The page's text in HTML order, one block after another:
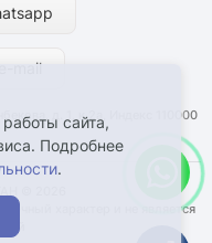
mail
д. 1, к.2а, Индекс 110000
характер и не является
сайта,
Подробнее
.